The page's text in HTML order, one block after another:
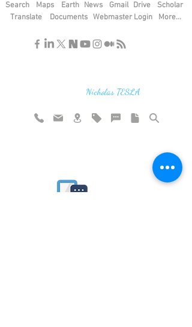
Search Maps Earth News Gmail Drive
Translate
Documents Webmaster Login
Scholar
More...
Nicholas TESLA